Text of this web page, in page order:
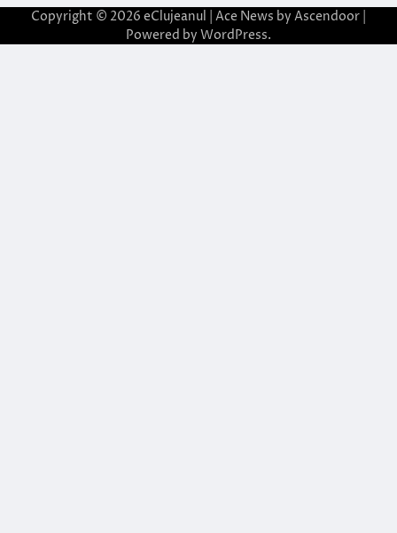
Copyright © 2026 eClujeanul | Ace News by Ascendoor
Powered by WordPress.